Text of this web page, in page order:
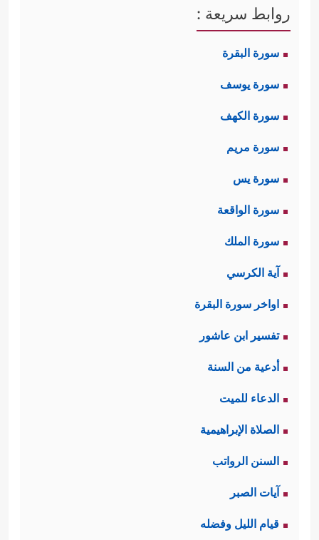
روابط سريعة :
سورة البقرة
سورة يوسف
سورة الكهف
سورة مريم
سورة يس
سورة الواقعة
سورة الملك
آية الكرسي
اواخر سورة البقرة
تفسير ابن عاشور
أدعية من السنة
الدعاء للميت
الصلاة الإبراهيمية
السنن الرواتب
آيات الصبر
قيام الليل وفضله